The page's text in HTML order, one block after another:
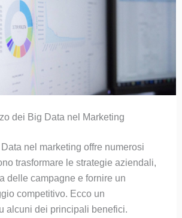
dei Big Data nel Marketing
nel marketing offre numerosi
trasformare le strategie aziendali,
delle campagne e fornire un
competitivo. Ecco un
alcuni dei principali benefici.